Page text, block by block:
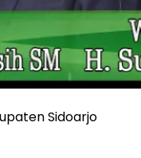
Sidoarjo